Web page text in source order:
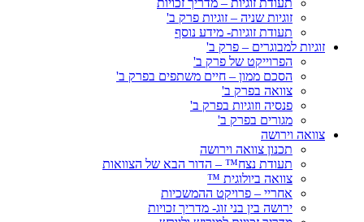
זוגיות שניה – זוגיות פרק ב'
תעודת זוגיות- מידע נוסף
זוגיות למבוגרים – פרק ב'
הפרוייקט של פרק ב'
הסכם ממון – חיים משתפים בפרק ב'
צוואה בפרק ב'
פנסיה וזוגיות בפרק ב'
מגורים בפרק ב'
צוואה וירושה
תכנון צוואה וירושה
תעודת נצח™ – הדור הבא של הצוואות
צוואה ביולוגית ™
אחריי – פרויקט ההמשכיות
ירושה בין בני זוג- מדריך זכויות